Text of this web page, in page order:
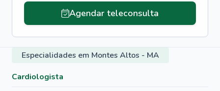
Agendar teleconsulta
Especialidades em Montes Altos - MA
Cardiologista